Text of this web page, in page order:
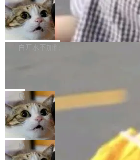
件，附了一封长信，要求 OpenAI 配合调
果员工带走机密信...
AI帮你干活，现在开启全新体验！ 温馨提
体验WorkBuddy鸿蒙PC版前，请将
atePad Edge 升级至 HarmonyOS
P9 patch03及以上版本。 *升级路径：设
处理能力和硬件加速支持之外，还有一个
处：FFmpeg 9.0 的代号是“Lei”。 这个名
来自中国开发者雷霄骅（Lei Xiaohua）。
很多中国音视频开发者而言，这个名字并
“启蒙老师”。 而今年，恰好是雷霄骅离世十
年。FFmpeg 社区最终选择用一个大版本
字，留下了这份纪念。 雷霄骅曾是中国传
数字电视技术方向的博士生，长期从事视
频技...
亚马逊成本失控：AI 写代码烧掉 1215
万元，超预算 860%
外媒近日曝光了亚马逊的多份内部报告显
导致公司在多个项目上超支。《金融时报
编写程序，目标是完成电商平台作者信息与
列表的数据匹配 —— 一项常规的数据处理
务，最终却产生了 180 万美元的账单，实
超出原定预算 860%。 更令人意外的是，
最终并未成功落地，而高额算力消耗持续
达 5 个月，公司直到财务对账时才察觉异
白开水不加糖
e CEO Clément Delangue 在 CNBC 的采
没有拐弯抹角。他说中国正在赢得 AI 竞赛
且按目前的速度，中国 AI 工具预计在今年
2027 年就能追上美国前沿实验室的水平
ngue 把原因归结为一件事：开放协作。
AI 开发者在一个共享和协作的生态里加速
局
当 AI agent 把源码变成了最好的扩展系
统，开发者工具必须开源
五年前，David Crawshaw 问过很多软件
一个问题：你写过什么给自己用的程序？
乎都是没有。工程师们整天用别人写的程
局